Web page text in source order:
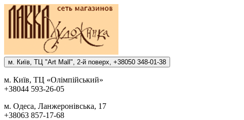
м. Киïв, ТЦ "Art Mall", 2-й поверх, +38050 348-01-38
м. Киïв, ТЦ «Олiмпiйський»
+38044 593-26-05
м. Одеса, Ланжеронiвська, 17
+38063 857-17-68